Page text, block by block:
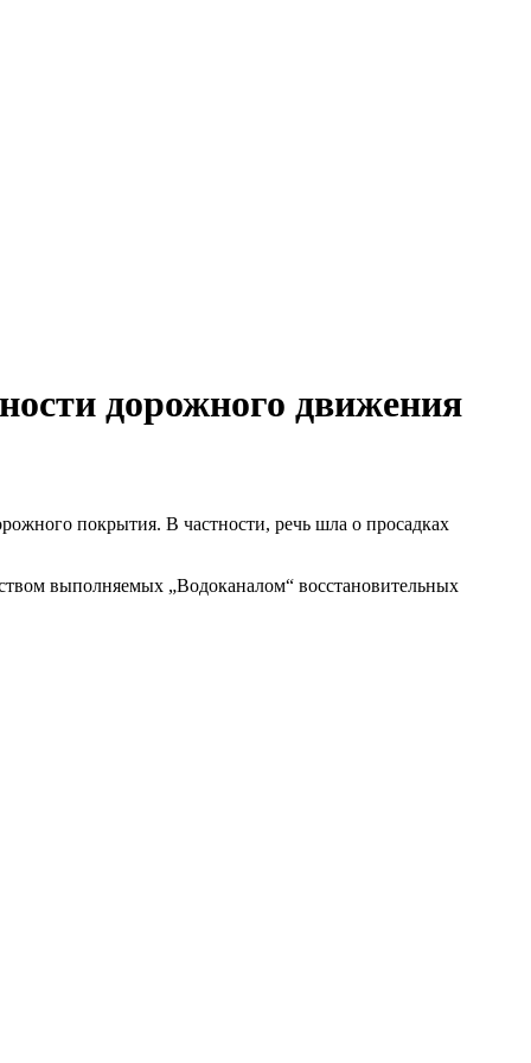
дорожного движения
покрытия. В частности, речь шла о просадках
выполняемых „Водоканалом“ восстановительных